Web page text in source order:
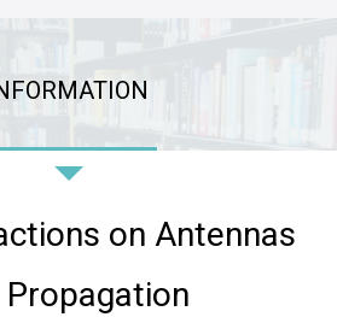
on Antennas
Propagation